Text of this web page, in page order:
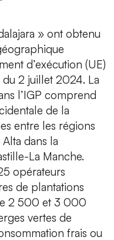
» ont obtenu
d’exécution (UE)
2 juillet 2024. La
l’IGP comprend
de la
entre les régions
dans la
La Manche.
opérateurs
de plantations
2 500 et 3 000
vertes de
frais ou